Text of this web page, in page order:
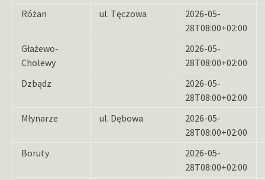
Różan
ul. Tęczowa
2026-05-
28T08:00+02:00
Głażewo-
Cholewy
2026-05-
28T08:00+02:00
Dzbądz
2026-05-
28T08:00+02:00
Młynarze
ul. Dębowa
2026-05-
28T08:00+02:00
Boruty
2026-05-
28T08:00+02:00